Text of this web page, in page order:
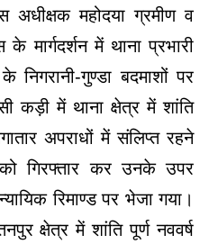
अधीक्षक महोदया ग्रमीण व
मार्गदर्शन में थाना प्रभारी
निगरानी-गुण्डा बदमाशों पर
कड़ी में थाना क्षेत्र में शांति
अपराधों में संलिप्त रहने
गिरफ्तार कर उनके उपर
रिमाण्ड पर भेजा गया।
क्षेत्र में शांति पूर्ण नववर्ष